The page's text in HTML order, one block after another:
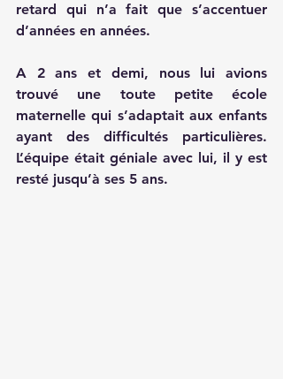
retard qui n’a fait que s’accentuer
d’années en années.
A 2 ans et demi, nous lui avions
trouvé une toute petite école
maternelle qui s’adaptait aux enfants
ayant des difficultés particulières.
L’équipe était géniale avec lui, il y est
resté jusqu’à ses 5 ans.